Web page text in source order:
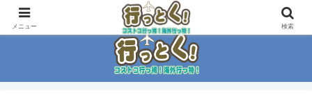
コストコ大好き家族がイチ押商品紹介！！
メニュー 検索